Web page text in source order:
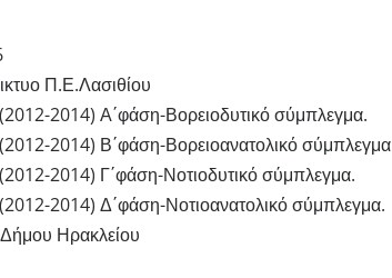
Π.Ε.Λασιθίου
2014) Α΄φάση-Βορειοδυτικό σύμπλεγμα.
2014) Β΄φάση-Βορειοανατολικό σύμπλεγμα
2014) Γ΄φάση-Νοτιοδυτικό σύμπλεγμα.
2014) Δ΄φάση-Νοτιοανατολικό σύμπλεγμα.
Ηρακλείου